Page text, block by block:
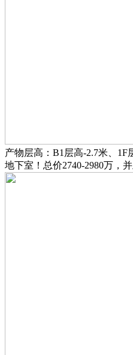
产物层高：B1层高-2.7米、1F
地下室！总价2740-2980万，